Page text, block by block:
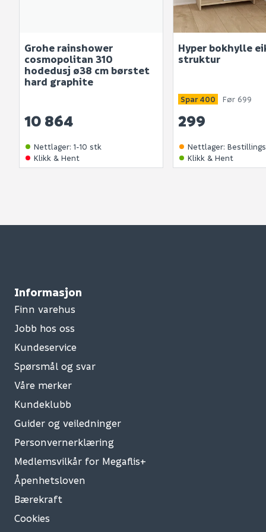
Grohe rainshower
cosmopolitan 310
hodedusj ø38 cm børstet
hard graphite
10 864
Nettlager: 1-10 stk
Klikk & Hent
Hyper bokhylle
struktur
299
Spar 400 Før 699
Nettlager:
Klikk & Hent
Informasjon
Finn varehus
Jobb hos oss
Kundeservice
Spørsmål og svar
Våre merker
Kundeklubb
Guider og veiledninger
Personvernerklæring
Medlemsvilkår for Megaflis+
Åpenhetsloven
Bærekraft
Cookies